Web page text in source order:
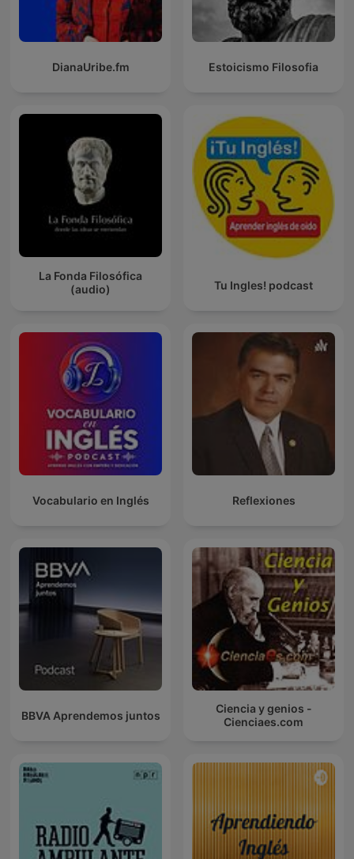
DianaUribe.fm Estoicismo Filosofia
La Fonda Filosófica
(audio)
Tu Ingles! podcast
Vocabulario en Inglés Reflexiones
BBVA Aprendemos juntos
Ciencia y genios -
Cienciaes.com